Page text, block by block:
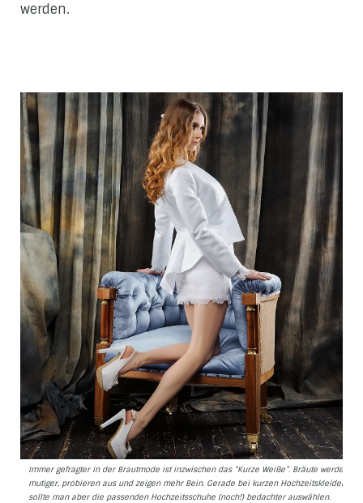
werden.
Immer gefragter in der Brautmode ist inzwischen das “Kurze Weiße”. Bräute werden
mutiger, probieren aus und zeigen mehr Bein. Gerade bei kurzen Hochzeitskleidern
sollte man aber die passenden Hochzeitsschuhe (noch!) bedachter auswählen.